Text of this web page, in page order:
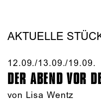
AKTUELLE
12.09./​13.09./​19.09.​
DER ABEND VOR
von Lisa Wentz